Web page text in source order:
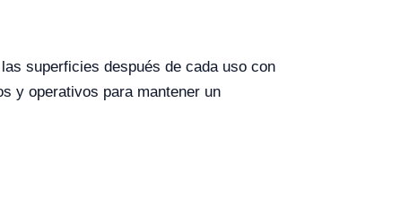
superficies después de cada uso con
y operativos para mantener un